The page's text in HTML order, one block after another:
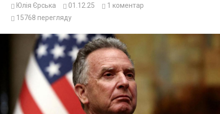
Юлія Єрська 01.12.25 1 коментар
15768 перегляду